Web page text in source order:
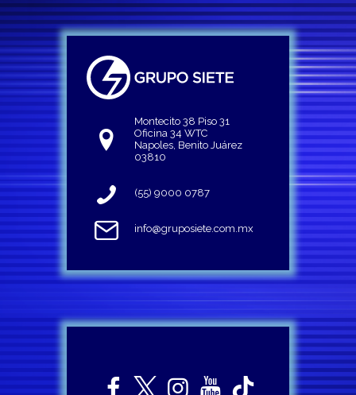
Montecito 38 Piso 31
Oficina 34 WTC
Napoles, Benito Juárez
03810
(55) 9000 0787
info@gruposiete.com.mx